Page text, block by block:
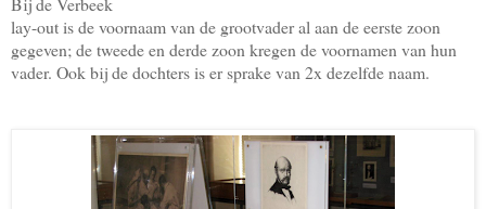
lay-out is de voornaam van de grootvader al aan de eerste zoon
gegeven; de tweede en derde zoon kregen de voornamen van hun
vader. Ook bij de dochters is er sprake van 2x dezelfde naam.